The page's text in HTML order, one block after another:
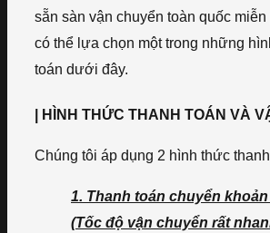
sẵn sàn vận chuyển toàn quốc
có thể lựa chọn một trong những
toán dưới đây.
| HÌNH THỨC THANH TOÁN VÀ
Chúng tôi áp dụng 2 hình thức
1. Thanh toán chuyển
(Tốc độ vận chuyển rất